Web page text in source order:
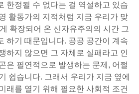
한정될 수 없다는 걸 역설하고 있습
활동가의 지적처럼 지금 우리가 맞
확장되어 온 신자유주의의 시간 그
하기 때문입니다. 공공 공간이 계속
하지 않으면 그 자체로 실패라고 인
은 필연적으로 발생하는 문제, 어쩔
쉽습니다. 그래서 우리가 지금 옆에
래를 열기 위해 필요한 사회적 조건